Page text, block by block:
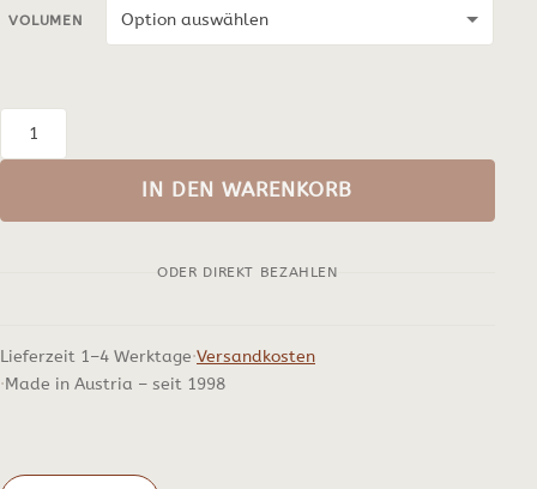
VOLUMEN
Duo
Menge
IN DEN WARENKORB
ODER DIREKT BEZAHLEN
Lieferzeit 1–4 Werktage Versandkosten
Made in Austria – seit 1998